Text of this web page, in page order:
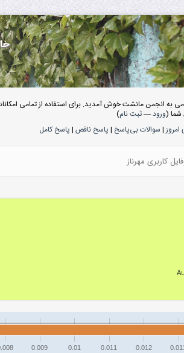
به انجمن مانشت خوش آمدید. برای استفاده از تمامی
شما (ورود—ثبت نام)
| سوالات بی‌پاسخ | پاسخ ناقص | پاسخ کامل
کاربری مهرناز
0.009 0.01 0.011 0.012